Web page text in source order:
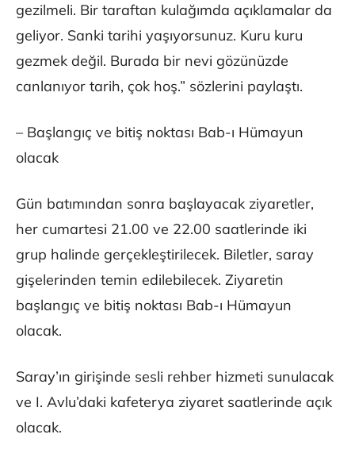
gezilmeli. Bir taraftan kulağımda açıklamalar da
geliyor. Sanki tarihi yaşıyorsunuz. Kuru kuru
gezmek değil. Burada bir nevi gözünüzde
canlanıyor tarih, çok hoş.” sözlerini paylaştı.
– Başlangıç ve bitiş noktası Bab-ı Hümayun
olacak
Gün batımından sonra başlayacak ziyaretler,
her cumartesi 21.00 ve 22.00 saatlerinde iki
grup halinde gerçekleştirilecek. Biletler, saray
gişelerinden temin edilebilecek. Ziyaretin
başlangıç ve bitiş noktası Bab-ı Hümayun
olacak.
Saray’ın girişinde sesli rehber hizmeti sunulacak
ve I. Avlu’daki kafeterya ziyaret saatlerinde açık
olacak.